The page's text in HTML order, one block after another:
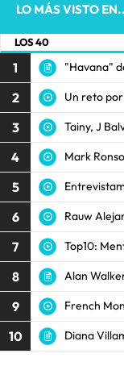
LO MÁS VISTO
LOS 40
1 "Havana"
2 Un reto
3 Tainy, J
4 Mark
5
6 Rauw
7 Top10:
8 Alan
9 French
10 Diana